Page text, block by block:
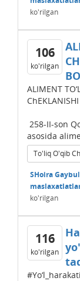
ko'rilgan
106
ko'rilgan
ALIMЕNT
258-II-son
asosida
To'liq O'qib
SHoira
ko'rilgan
116
ko'rilgan